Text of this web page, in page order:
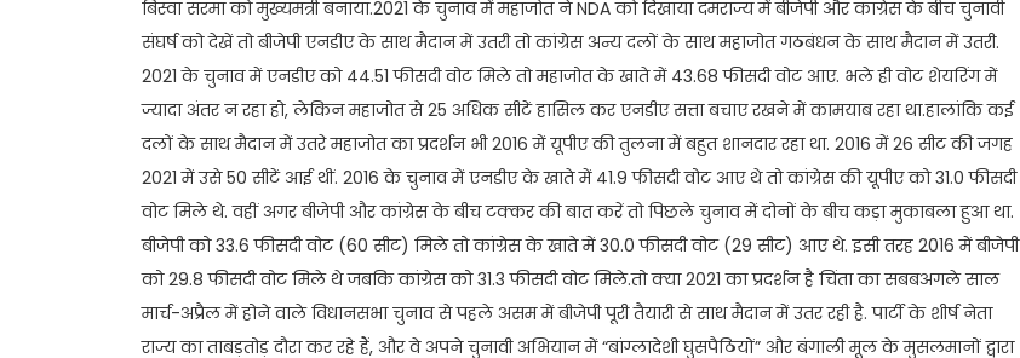
बिस्वा सरमा को मुख्यमंत्री बनाया.2021 के चुनाव में महाजोत ने NDA को दिखाया दमराज्य में बीजेपी और कांग्रेस के बीच चुनावी
संघर्ष को देखें तो बीजेपी एनडीए के साथ मैदान में उतरी तो कांग्रेस अन्य दलों के साथ महाजोत गठबंधन के साथ मैदान में उतरी.
2021 के चुनाव में एनडीए को 44.51 फीसदी वोट मिले तो महाजोत के खाते में 43.68 फीसदी वोट आए. भले ही वोट शेयरिंग में
ज्यादा अंतर न रहा हो, लेकिन महाजोत से 25 अधिक सीटें हासिल कर एनडीए सत्ता बचाए रखने में कामयाब रहा था.हालांकि कई
दलों के साथ मैदान में उतरे महाजोत का प्रदर्शन भी 2016 में यूपीए की तुलना में बहुत शानदार रहा था. 2016 में 26 सीट की जगह
2021 में उसे 50 सीटें आई थीं. 2016 के चुनाव में एनडीए के खाते में 41.9 फीसदी वोट आए थे तो कांग्रेस की यूपीए को 31.0 फीसदी
वोट मिले थे. वहीं अगर बीजेपी और कांग्रेस के बीच टक्कर की बात करें तो पिछले चुनाव में दोनों के बीच कड़ा मुकाबला हुआ था.
बीजेपी को 33.6 फीसदी वोट (60 सीट) मिले तो कांग्रेस के खाते में 30.0 फीसदी वोट (29 सीट) आए थे. इसी तरह 2016 में बीजेपी
को 29.8 फीसदी वोट मिले थे जबकि कांग्रेस को 31.3 फीसदी वोट मिले.तो क्या 2021 का प्रदर्शन है चिंता का सबबअगले साल
मार्च-अप्रैल में होने वाले विधानसभा चुनाव से पहले असम में बीजेपी पूरी तैयारी से साथ मैदान में उतर रही है. पार्टी के शीर्ष नेता
राज्य का ताबड़तोड़ दौरा कर रहे हैं, और वे अपने चुनावी अभियान में “बांग्लादेशी घुसपैठियों” और बंगाली मूल के मुसलमानों द्वारा